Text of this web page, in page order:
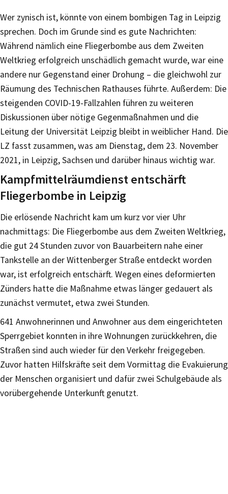
Wer zynisch ist, könnte von einem bombigen Tag in Leipzig
sprechen. Doch im Grunde sind es gute Nachrichten:
Während nämlich eine Fliegerbombe aus dem Zweiten
Weltkrieg erfolgreich unschädlich gemacht wurde, war eine
andere nur Gegenstand einer Drohung – die gleichwohl zur
Räumung des Technischen Rathauses führte. Außerdem: Die
steigenden COVID-19-Fallzahlen führen zu weiteren
Diskussionen über nötige Gegenmaßnahmen und die
Leitung der Universität Leipzig bleibt in weiblicher Hand. Die
LZ fasst zusammen, was am Dienstag, dem 23. November
2021, in Leipzig, Sachsen und darüber hinaus wichtig war.
Kampfmittelräumdienst entschärft
Fliegerbombe in Leipzig
Die erlösende Nachricht kam um kurz vor vier Uhr
nachmittags: Die Fliegerbombe aus dem Zweiten Weltkrieg,
die gut 24 Stunden zuvor von Bauarbeitern nahe einer
Tankstelle an der Wittenberger Straße entdeckt worden
war, ist erfolgreich entschärft. Wegen eines deformierten
Zünders hatte die Maßnahme etwas länger gedauert als
zunächst vermutet, etwa zwei Stunden.
641 Anwohnerinnen und Anwohner aus dem eingerichteten
Sperrgebiet konnten in ihre Wohnungen zurückkehren, die
Straßen sind auch wieder für den Verkehr freigegeben.
Zuvor hatten Hilfskräfte seit dem Vormittag die Evakuierung
der Menschen organisiert und dafür zwei Schulgebäude als
vorübergehende Unterkunft genutzt.